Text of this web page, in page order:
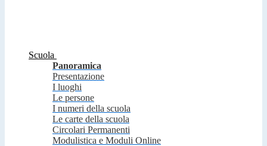
Scuola
Panoramica
Presentazione
I luoghi
Le persone
I numeri della scuola
Le carte della scuola
Circolari Permanenti
Modulistica e Moduli Online